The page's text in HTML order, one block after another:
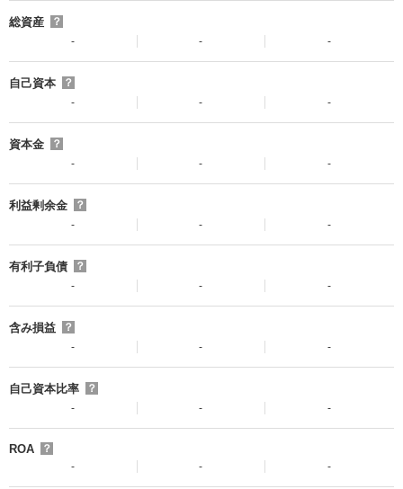
総資産
？
-
- -
自己資本
？
-
- -
資本金
？
-
- -
利益剰余金
？
-
- -
有利子負債
？
-
- -
含み損益
？
-
- -
自己資本比率
？
-
- -
ROA
？
-
- -